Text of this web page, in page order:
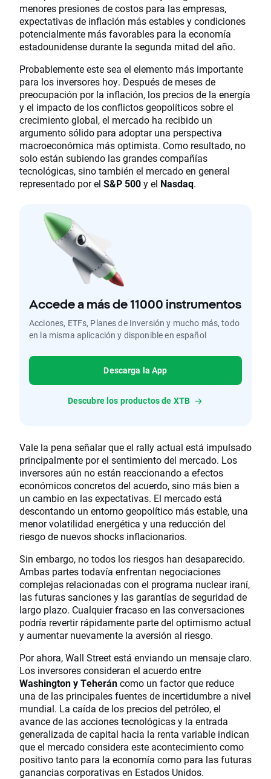
menores presiones de costos para las empresas,
expectativas de inflación más estables y condiciones
potencialmente más favorables para la economía
estadounidense durante la segunda mitad del año.
Probablemente este sea el elemento más importante
para los inversores hoy. Después de meses de
preocupación por la inflación, los precios de la energía
y el impacto de los conflictos geopolíticos sobre el
crecimiento global, el mercado ha recibido un
argumento sólido para adoptar una perspectiva
macroeconómica más optimista. Como resultado, no
solo están subiendo las grandes compañías
tecnológicas, sino también el mercado en general
representado por el S&P 500y el Nasdaq.
Accede a más de 11000 instrumentos
Acciones, ETFs, Planes de Inversión y mucho más, todo
en la misma aplicación y disponible en español
Descarga la App
Descubre los productos de XTB
Vale la pena señalar que el rally actual está impulsado
principalmente por el sentimiento del mercado. Los
inversores aún no están reaccionando a efectos
económicos concretos del acuerdo, sino más bien a
un cambio en las expectativas. El mercado está
descontando un entorno geopolítico más estable, una
menor volatilidad energética y una reducción del
riesgo de nuevos shocks inflacionarios.
Sin embargo, no todos los riesgos han desaparecido.
Ambas partes todavía enfrentan negociaciones
complejas relacionadas con el programa nuclear iraní,
las futuras sanciones y las garantías de seguridad de
largo plazo. Cualquier fracaso en las conversaciones
podría revertir rápidamente parte del optimismo actual
y aumentar nuevamente la aversión al riesgo.
Por ahora, Wall Street está enviando un mensaje claro.
Los inversores consideran el acuerdo entre
Washington y Teheráncomo un factor que reduce
una de las principales fuentes de incertidumbre a nivel
mundial. La caída de los precios del petróleo, el
avance de las acciones tecnológicas y la entrada
generalizada de capital hacia la renta variable indican
que el mercado considera este acontecimiento como
positivo tanto para la economía como para las futuras
ganancias corporativas en Estados Unidos.